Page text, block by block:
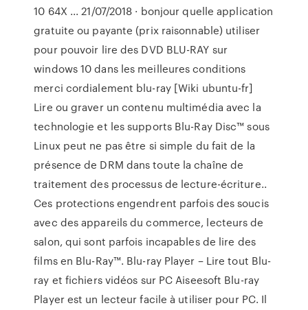
10 64X ... 21/07/2018 · bonjour quelle application
gratuite ou payante (prix raisonnable) utiliser
pour pouvoir lire des DVD BLU-RAY sur
windows 10 dans les meilleures conditions
merci cordialement blu-ray [Wiki ubuntu-fr]
Lire ou graver un contenu multimédia avec la
technologie et les supports Blu-Ray Disc™ sous
Linux peut ne pas être si simple du fait de la
présence de DRM dans toute la chaîne de
traitement des processus de lecture-écriture..
Ces protections engendrent parfois des soucis
avec des appareils du commerce, lecteurs de
salon, qui sont parfois incapables de lire des
films en Blu-Ray™. Blu-ray Player – Lire tout Blu-
ray et fichiers vidéos sur PC Aiseesoft Blu-ray
Player est un lecteur facile à utiliser pour PC. Il